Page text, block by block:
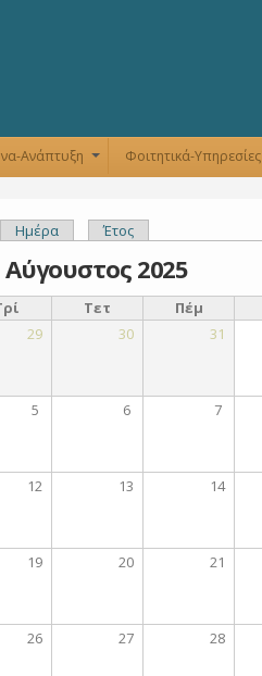
Ανάπτυξη Φοιτητικά-Υπηρεσίες
Ημέρα Έτος
Αύγουστος 2025
Τετ Πέμ
29 30 31
5 6 7
12 13 14
19 20 21
26 27 28